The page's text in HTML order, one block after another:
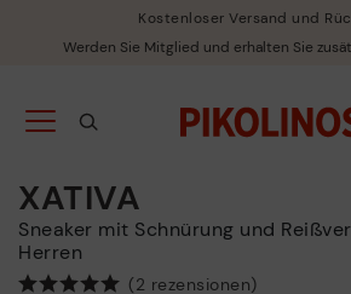
Kostenloser Versand und
Werden Sie Mitglied und erhalten Sie
XATIVA
Sneaker mit Schnürung und Reißverschluss für
Herren
(2 rezensionen)